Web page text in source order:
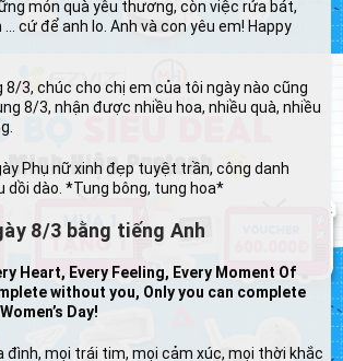
món quà yêu thương, còn việc rửa bát,
cứ để anh lo. Anh và con yêu em! Happy
8/3, chúc cho chị em của tôi ngày nào cũng
8/3, nhận được nhiều hoa, nhiều quà, nhiều
Phụ nữ xinh đẹp tuyệt trần, công danh
dồi dào. *Tung bông, tung hoa*
8/3 bằng tiếng Anh
Heart, Every Feeling, Every Moment Of
without you, Only you can complete
Day!
đình, mọi trái tim, mọi cảm xúc, mọi thời khắc